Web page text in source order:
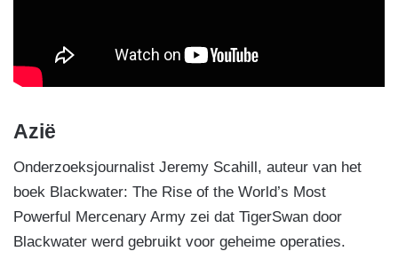
Azië
Onderzoeksjournalist Jeremy Scahill, auteur van het
boek Blackwater: The Rise of the World’s Most
Powerful Mercenary Army zei dat TigerSwan door
Blackwater werd gebruikt voor geheime operaties.